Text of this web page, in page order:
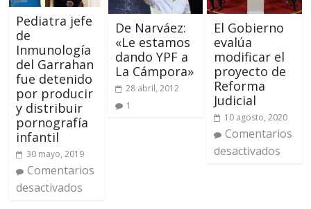
Pediatra jefe
de
Inmunología
del Garrahan
fue detenido
por producir
y distribuir
pornografía
infantil
30 mayo, 2019
Comentarios
desactivados
De Narváez:
«Le estamos
dando YPF a
La Cámpora»
28 abril, 2012
1
El Gobierno
evalúa
modificar el
proyecto de
Reforma
Judicial
10 agosto, 2020
Comentarios
desactivados